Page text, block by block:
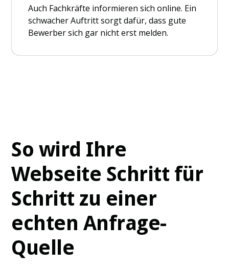
Ihre Webseite wird zwar besucht – aber
echte Interessenten melden sich kaum oder
passen nicht zu Ihrem Angebot.
Ohne klare Positionierung wirkt Ihr Angebot
austauschbar – Interessenten entscheiden
sich über den günstigsten Anbieter.
Der erste Eindruck entscheidet. Ist Ihre
Webseite unklar oder veraltet, springen
Besucher sofort ab.
Auch Fachkräfte informieren sich online. Ein
schwacher Auftritt sorgt dafür, dass gute
Bewerber sich gar nicht erst melden.
So wird Ihre
Webseite Schritt für
Schritt zu einer
echten Anfrage-
Quelle